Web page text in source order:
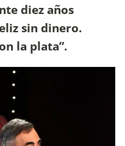
diez años
sin dinero.
la plata”.